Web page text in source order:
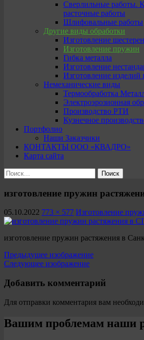
Сверлильные работы.
расточные работы
Шлифовальные работы
Другие виды обработки
Изготовление шестерен
Изготовление пружин
Гибка металла
Изготовление
Изготовление изделий
Немеханические виды
Термообработка
Электроэрозионная
Производство РТИ
Кузнечное
Портфолио
Наши Заказчики
КОНТАКТЫ ООО «КВАДРО»
Карта сайта
Найти:
изготовление пружин
05.10.2022 773 × 577 Изготовление
изготовление пружин растяжения в
Предыдущее изображение
Следующее изображение
Добавить комментарий
Для отправки комментария вам
Вашим проблемам наши